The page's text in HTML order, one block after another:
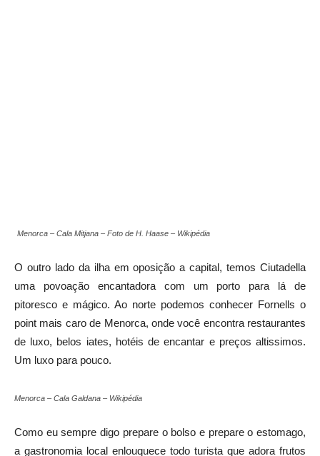
Menorca – Cala Mitjana – Foto de H. Haase – Wikipédia
O outro lado da ilha em oposição a capital, temos Ciutadella
uma povoação encantadora com um porto para lá de
pitoresco e mágico. Ao norte podemos conhecer Fornells o
point mais caro de Menorca, onde você encontra restaurantes
de luxo, belos iates, hotéis de encantar e preços altissimos.
Um luxo para pouco.
Menorca – Cala Galdana – Wikipédia
Como eu sempre digo prepare o bolso e prepare o estomago,
a gastronomia local enlouquece todo turista que adora frutos